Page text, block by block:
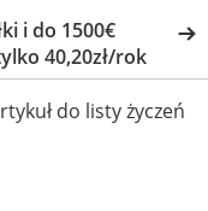
i do 1500€
40,20zł/rok
do listy życzeń